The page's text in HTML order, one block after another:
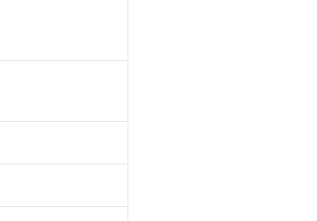
る更新日時点での社内データに基づき作成されるも
標準価格とは異なる場合があることをご了承くださ
なく第三者に漏洩または開示しないようお願いしま
利用いただくには、I-Webメンバーズにご登録され
以下、
以下、ポリ臭化ジフェニルエーテル類(PBDE) 1000ppm以下、
ないことを確認しています。
ることがあります。
ださい。
、
、 PBDEs(ポリ臭化ジフェニルエーテル類) : 1000ppm、
1000ppm、 BBP(フタル酸ブチルベンジル) : 1000ppm、
あることを示します。
漏えいし、環境に深刻な影響を及ぼさない年数を意
るなど、違法に輸出されないよう必要な手段を講じ
、生物兵器またはその他武器並びにこれらの製造装
記1、2および3の内容を当該第三者に通知します。
違法に輸出するおそれがある場合は、取り引きをい
様のお取引先、またはお客様担当のオムロン制御